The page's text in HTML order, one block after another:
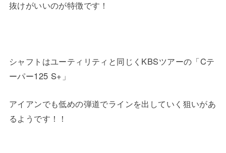
抜けがいいのが特徴です！
シャフトはユーティリティと同じくKBSツアーの「Cテ
ーパー125 S+」
アイアンでも低めの弾道でラインを出していく狙いがあ
るようです！！